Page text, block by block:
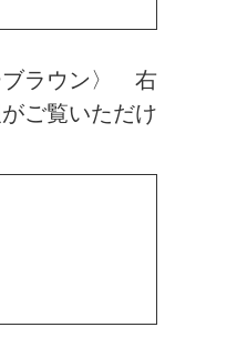
ラウン〉 右
ご覧いただけ